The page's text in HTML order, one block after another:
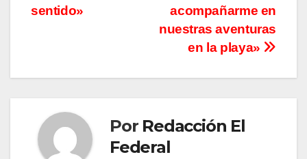
acompañarme en
nuestras aventuras
en la playa»
sentido»
Por Redacción El
Federal